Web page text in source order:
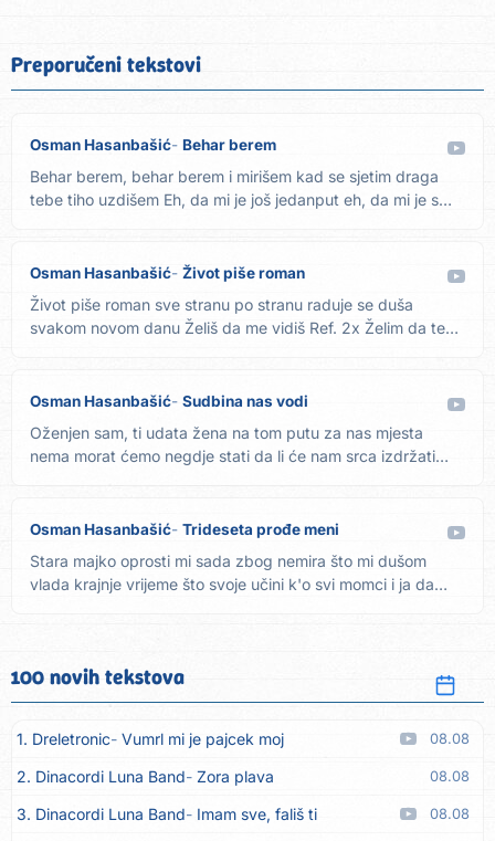
Preporučeni tekstovi
Osman Hasanbašić Behar berem
Behar berem, behar berem i mirišem kad se sjetim draga
tebe tiho uzdišem Eh, da mi je još jedanput eh, da mi je s
Osman Hasanbašić Život piše roman
Život piše roman sve stranu po stranu raduje se duša
svakom novom danu Želiš da me vidiš Ref. 2x Želim da te
Osman Hasanbašić Sudbina nas vodi
Oženjen sam, ti udata žena na tom putu za nas mjesta
nema morat ćemo negdje stati da li će nam srca izdržati
Osman Hasanbašić Trideseta prođe meni
Stara majko oprosti mi sada zbog nemira što mi dušom
vlada krajnje vrijeme što svoje učini k'o svi momci i ja da
100 novih tekstova
1. Dreletronic Vumrl mi je pajcek moj 08.08
2. Dinacordi Luna Band Zora plava 08.08
3. Dinacordi Luna Band Imam sve, fališ ti 08.08